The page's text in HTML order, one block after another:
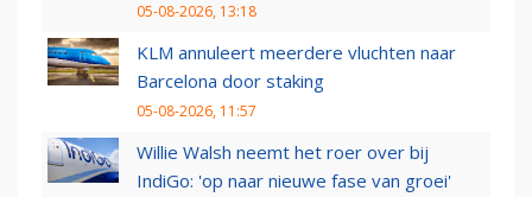
05-08-2026, 13:18
KLM annuleert meerdere vluchten naar
Barcelona door staking
05-08-2026, 11:57
Willie Walsh neemt het roer over bij
IndiGo: 'op naar nieuwe fase van groei'